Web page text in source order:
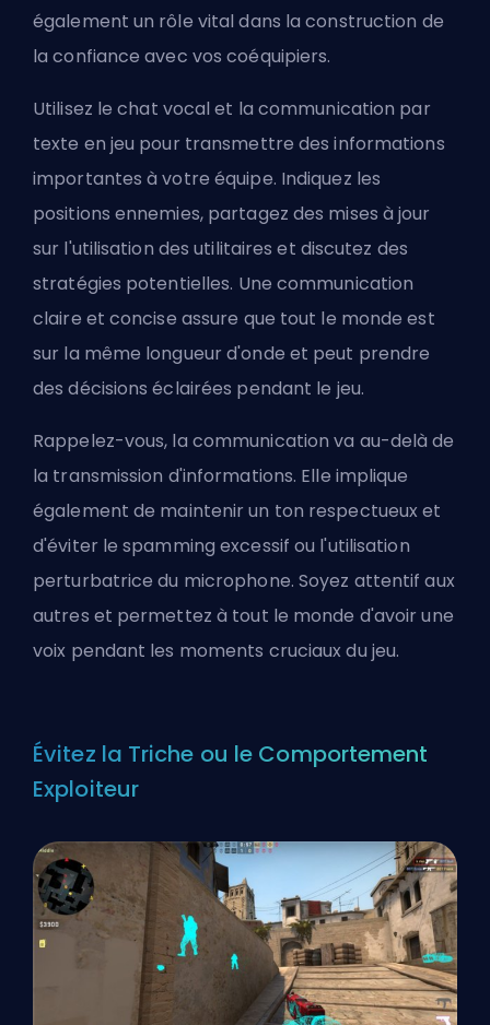
également un rôle vital dans la construction de
la confiance avec vos coéquipiers.
Utilisez le chat vocal et la communication par
texte en jeu pour transmettre des informations
importantes à votre équipe. Indiquez les
positions ennemies, partagez des mises à jour
sur l'utilisation des utilitaires et discutez des
stratégies potentielles. Une communication
claire et concise assure que tout le monde est
sur la même longueur d'onde et peut prendre
des décisions éclairées pendant le jeu.
Rappelez-vous, la communication va au-delà de
la transmission d'informations. Elle implique
également de maintenir un ton respectueux et
d'éviter le spamming excessif ou l'utilisation
perturbatrice du microphone. Soyez attentif aux
autres et permettez à tout le monde d'avoir une
voix pendant les moments cruciaux du jeu.
Évitez la Triche ou le Comportement
Exploiteur